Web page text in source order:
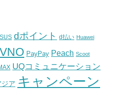
dポイント d払い Huawei
PayPay Peach Scoot
UQコミュニケーション
ア キャンペーン